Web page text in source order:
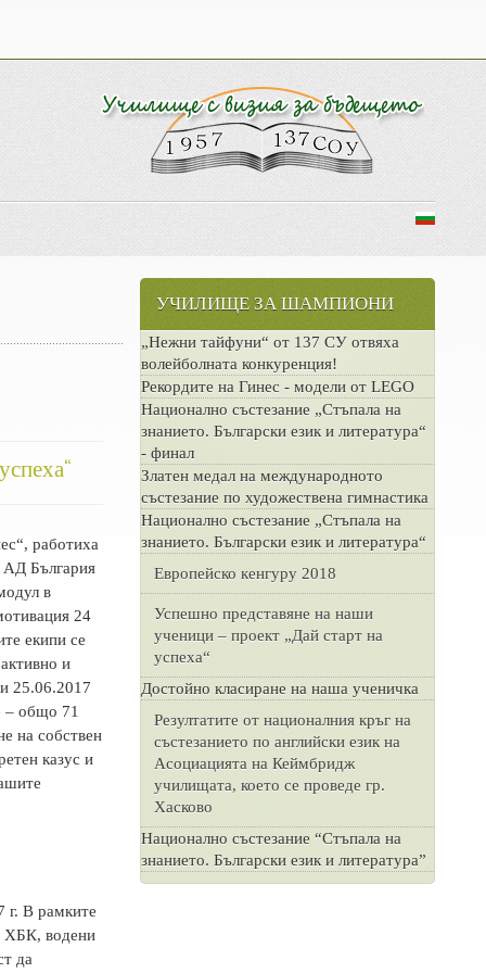
работиха
България
в
24
екипи се
и
25.06.2017
– общо 71
на собствен
казус и
г. В рамките
ХБК, водени
да
УЧИЛИЩЕ ЗА ШАМПИОНИ
„Нежни тайфуни“ от 137 СУ отвяха
волейболната конкуренция!
Рекордите на Гинес - модели от LEGO
Национално състезание „Стъпала на
знанието. Български език и литература“
- финал
Златен медал на международното
състезание по художествена гимнастика
Национално състезание „Стъпала на
знанието. Български език и литература“
Европейско кенгуру 2018
Успешно представяне на наши
ученици – проект „Дай старт на
успеха“
Достойно класиране на наша ученичка
Резултатите от националния кръг на
състезанието по английски език на
Асоциацията на Кеймбридж
училищата, което се проведе гр.
Хасково
Национално състезание “Стъпала на
знанието. Български език и литература”